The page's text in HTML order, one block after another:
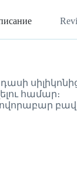
համար։